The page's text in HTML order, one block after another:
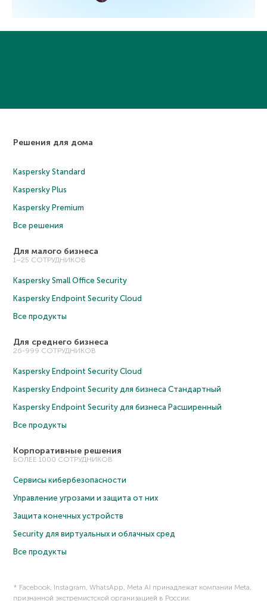
Решения для дома
Kaspersky Standard
Kaspersky Plus
Kaspersky Premium
Все решения
Для малого бизнеса
1–25 СОТРУДНИКОВ
Kaspersky Small Office Security
Kaspersky Endpoint Security Cloud
Все продукты
Для среднего бизнеса
26-999 СОТРУДНИКОВ
Kaspersky Endpoint Security Cloud
Kaspersky Endpoint Security для бизнеса Cтандартный
Kaspersky Endpoint Security для бизнеса Расширенный
Все продукты
Корпоративные решения
БОЛЕЕ 1000 СОТРУДНИКОВ
Сервисы кибербезопасности
Управление угрозами и защита от них
Защита конечных устройств
Security для виртуальных и облачных сред
Все продукты
* Facebook, Instagram, WhatsApp, Meta AI принадлежат компании Meta,
признанной экстремистской организацией в России.